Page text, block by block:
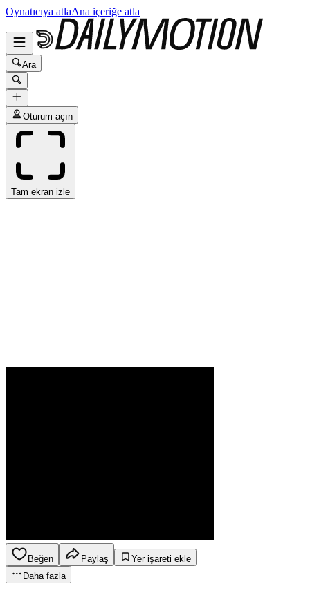
Oynatıcıya atlaAna içeriğe atla
Ara
Oturum açın
Tam ekran izle
Beğen Paylaş
Yer işareti ekle
Daha fazla